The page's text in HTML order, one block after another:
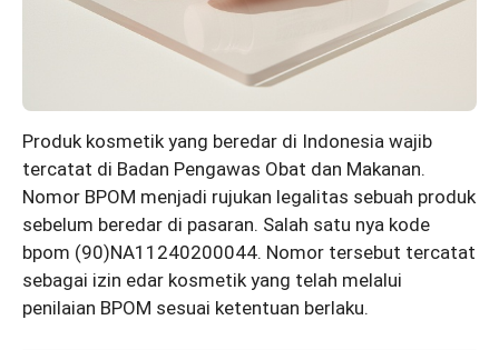
Produk kosmetik yang beredar di Indonesia wajib
tercatat di Badan Pengawas Obat dan Makanan.
Nomor BPOM menjadi rujukan legalitas sebuah produk
sebelum beredar di pasaran. Salah satu nya kode
bpom (90)NA11240200044. Nomor tersebut tercatat
sebagai izin edar kosmetik yang telah melalui
penilaian BPOM sesuai ketentuan berlaku.